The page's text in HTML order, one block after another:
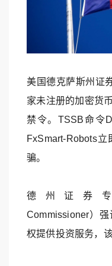
美国德克萨斯州证
家未注册的加密货
禁令。TSSB命令
FxSmart-Robots
骗。
德州证券专
Commissioner）
权提供投资服务，